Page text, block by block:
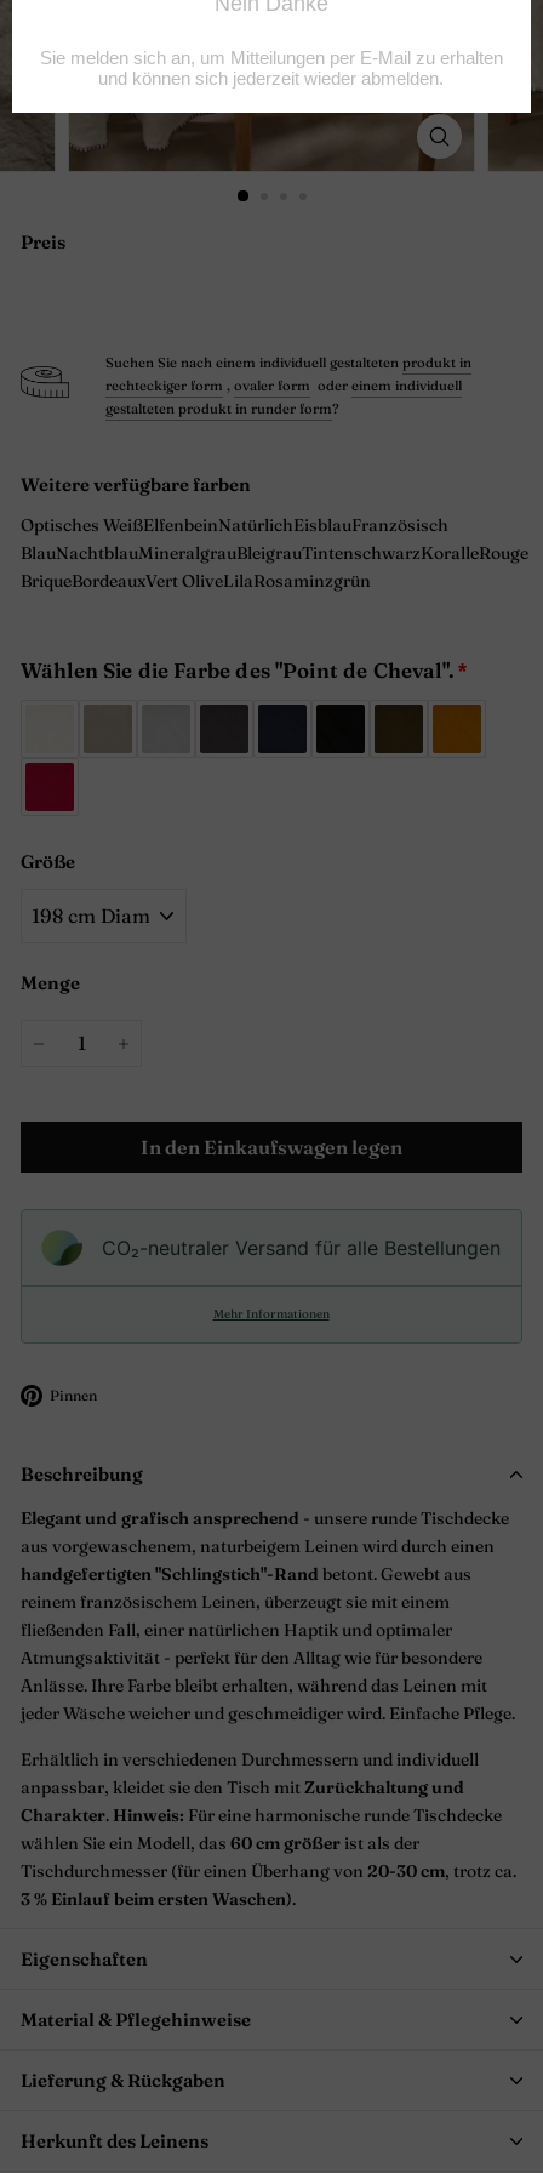
Preis
Suchen Sie nach einem individuell gestalteten produkt in
rechteckiger form , ovaler form oder einem individuell
gestalteten produkt in runder form?
Weitere verfügbare farben
Optisches WeißElfenbeinNatürlichEisblauFranzösisch
BlauNachtblauMineralgrauBleigrauTintenschwarzKoralleRouge
BriqueBordeauxVert OliveLilaRosaminzgrün
Wählen Sie die Farbe des "Point de Cheval".
Größe
Menge
In den Einkaufswagen legen
CO₂-neu­t­raler Versand für alle Bestellungen
Mehr Informationen
Pinnen
Beschreibung
Elegant und grafisch ansprechend - unsere runde Tischdecke
aus vorgewaschenem, naturbeigem Leinen wird durch einen
handgefertigten "Schlingstich"-Rand betont. Gewebt aus
reinem französischem Leinen, überzeugt sie mit einem
fließenden Fall, einer natürlichen Haptik und optimaler
Atmungsaktivität - perfekt für den Alltag wie für besondere
Anlässe. Ihre Farbe bleibt erhalten, während das Leinen mit
jeder Wäsche weicher und geschmeidiger wird. Einfache Pflege.
Erhältlich in verschiedenen Durchmessern und individuell
anpassbar, kleidet sie den Tisch mitZurückhaltung und
Charakter. Hinweis: Für eine harmonische runde Tischdecke
wählen Sie ein Modell, das 60 cm größer ist als der
Tischdurchmesser (für einen Überhang von 20-30 cm, trotz ca.
3 % Einlauf beim ersten Waschen).
Eigenschaften
Material & Pflegehinweise
Lieferung & Rückgaben
Herkunft des Leinens